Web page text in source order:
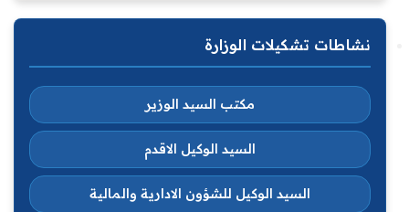
نشاطات تشكيلات الوزارة
مكتب السيد الوزير
السيد الوكيل الاقدم
السيد الوكيل للشؤون الادارية والمالية